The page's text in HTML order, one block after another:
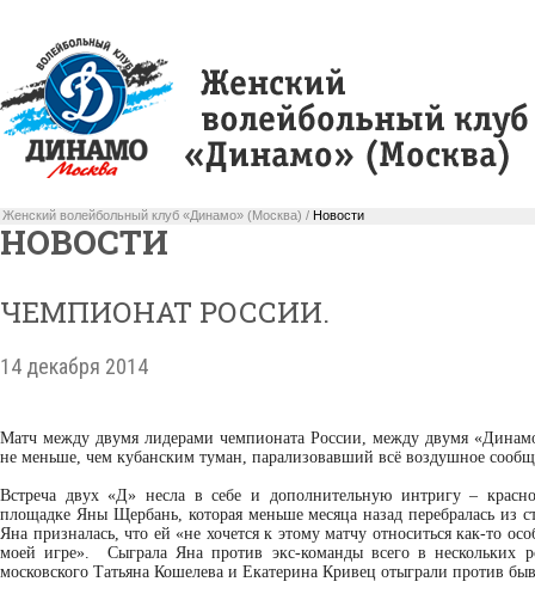
Женский волейбольный клуб «Динамо» (Москва) / Новости
НОВОСТИ
ЧЕМПИОНАТ РОССИИ.
14 декабря 2014
Матч между двумя лидерами чемпионата России, между двумя
не меньше, чем кубанским туман, парализовавший всё воздушное
Встреча двух «Д» несла в себе и дополнительную интригу –
площадке Яны Щербань, которая меньше месяца назад перебралась из
Яна призналась, что ей «не хочется к этому матчу относиться как-то
моей игре». Сыграла Яна против экс-команды всего в нескольких
московского Татьяна Кошелева и Екатерина Кривец отыграли против